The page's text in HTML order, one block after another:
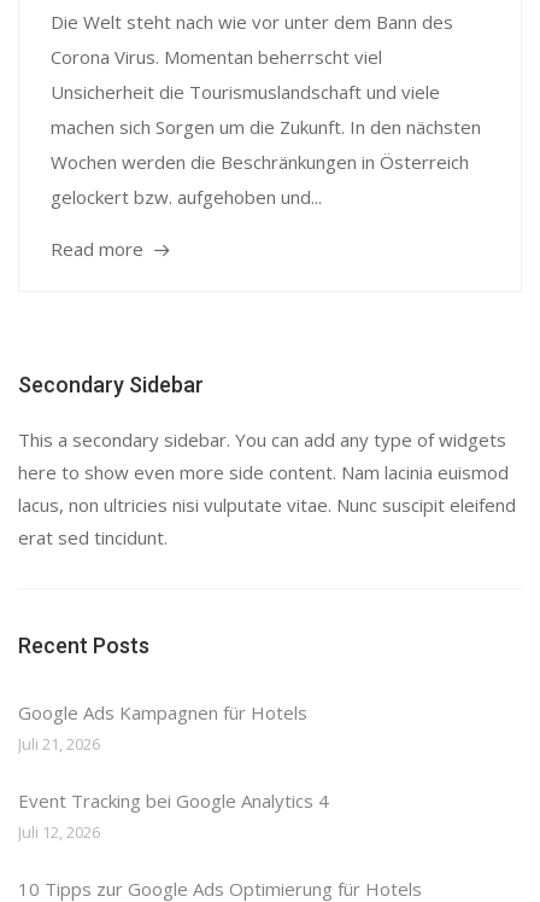
Die Welt steht nach wie vor unter dem Bann des
Corona Virus. Momentan beherrscht viel
Unsicherheit die Tourismuslandschaft und viele
machen sich Sorgen um die Zukunft. In den nächsten
Wochen werden die Beschränkungen in Österreich
gelockert bzw. aufgehoben und...
Read more
Secondary Sidebar
This a secondary sidebar. You can add any type of widgets
here to show even more side content. Nam lacinia euismod
lacus, non ultricies nisi vulputate vitae. Nunc suscipit eleifend
erat sed tincidunt.
Recent Posts
Google Ads Kampagnen für Hotels
Juli 21, 2026
Event Tracking bei Google Analytics 4
Juli 12, 2026
10 Tipps zur Google Ads Optimierung für Hotels